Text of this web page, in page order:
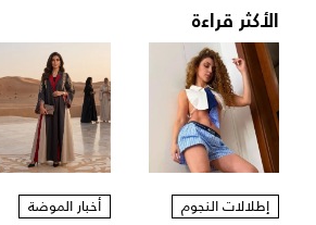
الأكثر قراءة
إطلالات النجوم أخبار الموضة